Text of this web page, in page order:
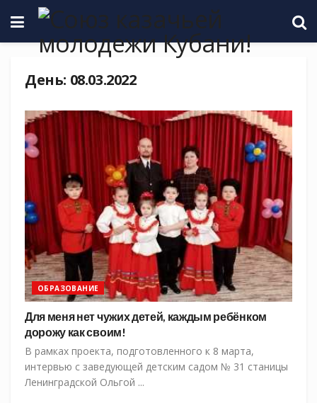
День: 08.03.2022
ОБРАЗОВАНИЕ
Для меня нет чужих детей, каждым ребёнком
дорожу как своим!
В рамках проекта, подготовленного к 8 марта,
интервью с заведующей детским садом № 31 станицы
Ленинградской Ольгой ...